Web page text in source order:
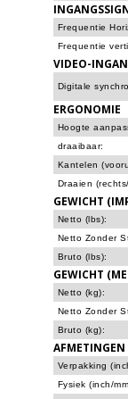
Frequentie
Frequentie
VIDEO-
Digitale
ERGONOMIE
Hoogte
draaibaar:
Kantelen
Draaien
GEWICHT
Netto (lbs):
Netto Zonder
Bruto (lbs):
GEWICHT
Netto (kg):
Netto Zonder
Bruto (kg):
Verpakking
Fysiek (inch/